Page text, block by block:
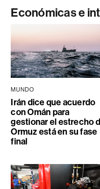
Económicas e
MUNDO
Irán dice que acuerdo
con Omán para
gestionar el estrecho
Ormuz está en su fase
final